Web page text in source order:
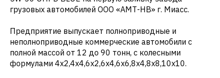
грузовых автомобилей ООО «АМТ-НВ» г. Миасс.
Предприятие выпускает полноприводные и
неполноприводные коммерческие автомобили с
полной массой от 12 до 90 тонн, с колесными
формулами 4х2,4х4,6х2,6х4,6х6,8х4,8х8,10х10.